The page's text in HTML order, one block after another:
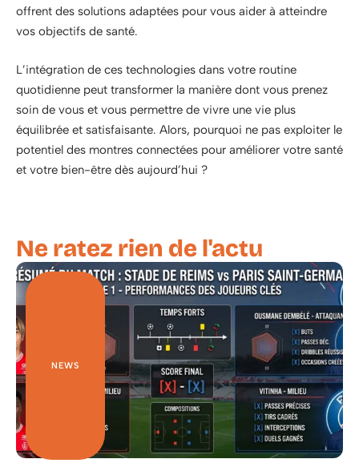
offrent des solutions adaptées pour vous aider à atteindre
vos objectifs de santé.
L’intégration de ces technologies dans votre routine
quotidienne peut transformer la manière dont vous prenez
soin de vous et vous permettre de vivre une vie plus
équilibrée et satisfaisante. Alors, pourquoi ne pas exploiter le
potentiel des montres connectées pour améliorer votre santé
et votre bien-être dès aujourd’hui ?
Ne ratez rien de l'actu
NEWS